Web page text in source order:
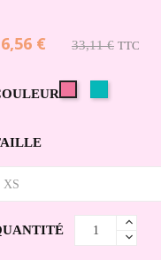
€ 33,11 € TTC